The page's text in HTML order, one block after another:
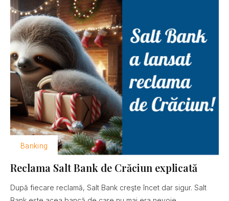
Banking
Reclama Salt Bank de Crăciun explicată
După fiecare reclamă, Salt Bank creşte încet dar sigur. Salt